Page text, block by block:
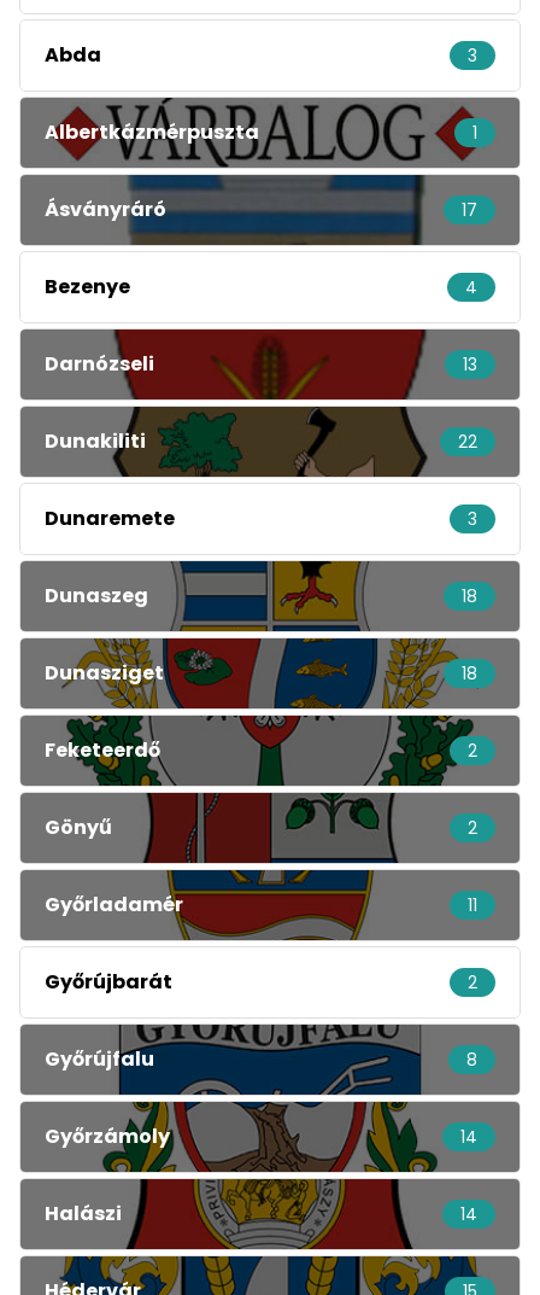
Abda 3
Albertkázmérpuszta 1
Ásványráró 17
Bezenye 4
Darnózseli 13
Dunakiliti 22
Dunaremete 3
Dunaszeg 18
Dunasziget 18
Feketeerdő 2
Gönyű 2
Győrladamér 11
Győrújbarát 2
Győrújfalu 8
Győrzámoly 14
Halászi 14